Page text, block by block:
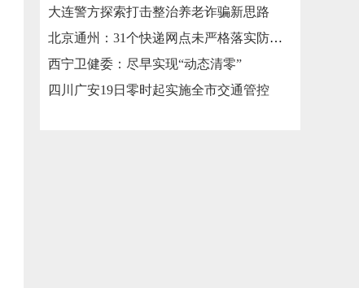
大连警方探索打击整治养老诈骗新思路
北京通州：31个快递网点未严格落实防疫措施被责令整改
西宁卫健委：尽早实现“动态清零”
四川广安19日零时起实施全市交通管控